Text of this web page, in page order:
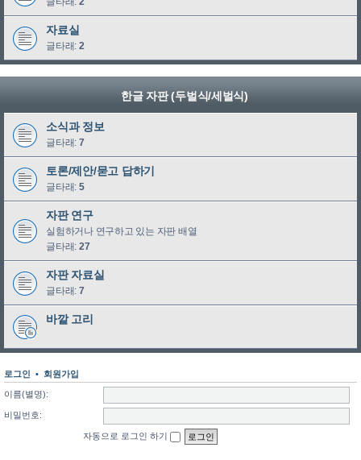
자료실
글타래: 2
한글 자판 (두벌식/세벌식)
소식과 정보
글타래: 7
토론/제안/묻고 답하기
글타래: 5
자판 연구
실험하거나 연구하고 있는 자판 배열
글타래: 27
자판 자료실
글타래: 7
바깥 고리
로그인 • 회원가입
이름(별명):
비밀번호:
자동으로 로그인 하기